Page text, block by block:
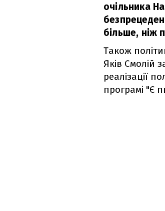
очільника
більше, ніж
Також
Яків Смолій
реалізації
програмі "Є